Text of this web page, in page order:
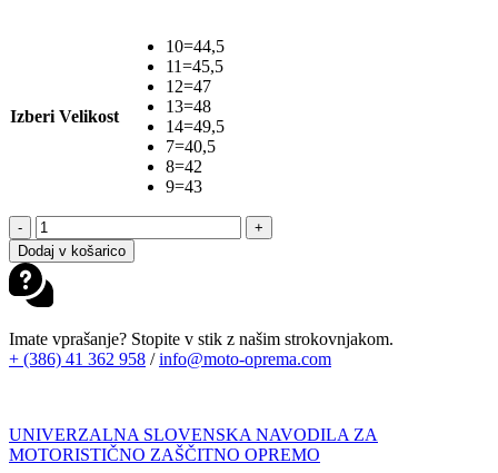
Izberi Velikost
10=44,5
11=45,5
12=47
13=48
14=49,5
7=40,5
8=42
9=43
-
ALPINESTARS
TECH
10
SUPERVENTED
PURPLE
PINK
količina
+
Dodaj v košarico
Imate vprašanje? Stopite v stik z našim strokovnjakom.
+ (386) 41 362 958 /info@moto-oprema.com
UNIVERZALNA SLOVENSKA NAVODILA ZA
MOTORISTIČNO ZAŠČITNO OPREMO